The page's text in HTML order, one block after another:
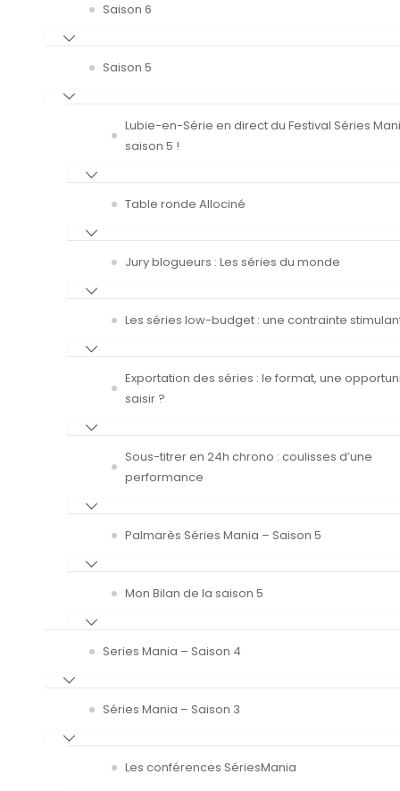
Saison 6
Saison 5
Lubie-en-Série en direct du Festival Séries
saison 5 !
Table ronde Allociné
Jury blogueurs : Les séries du monde
Les séries low-budget : une contrainte
Exportation des séries : le format, une
saisir ?
Sous-titrer en 24h chrono : coulisses d’une
performance
Palmarès Séries Mania – Saison 5
Mon Bilan de la saison 5
Series Mania – Saison 4
Séries Mania – Saison 3
Les conférences SériesMania